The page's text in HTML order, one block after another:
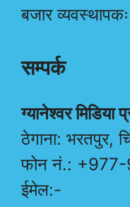
बजार व्यवस्थापकः
सम्पर्क
ग्यानेश्वर मिडिया
ठेगाना: भरतपुर,
फोन नं.:
ईमेल:-